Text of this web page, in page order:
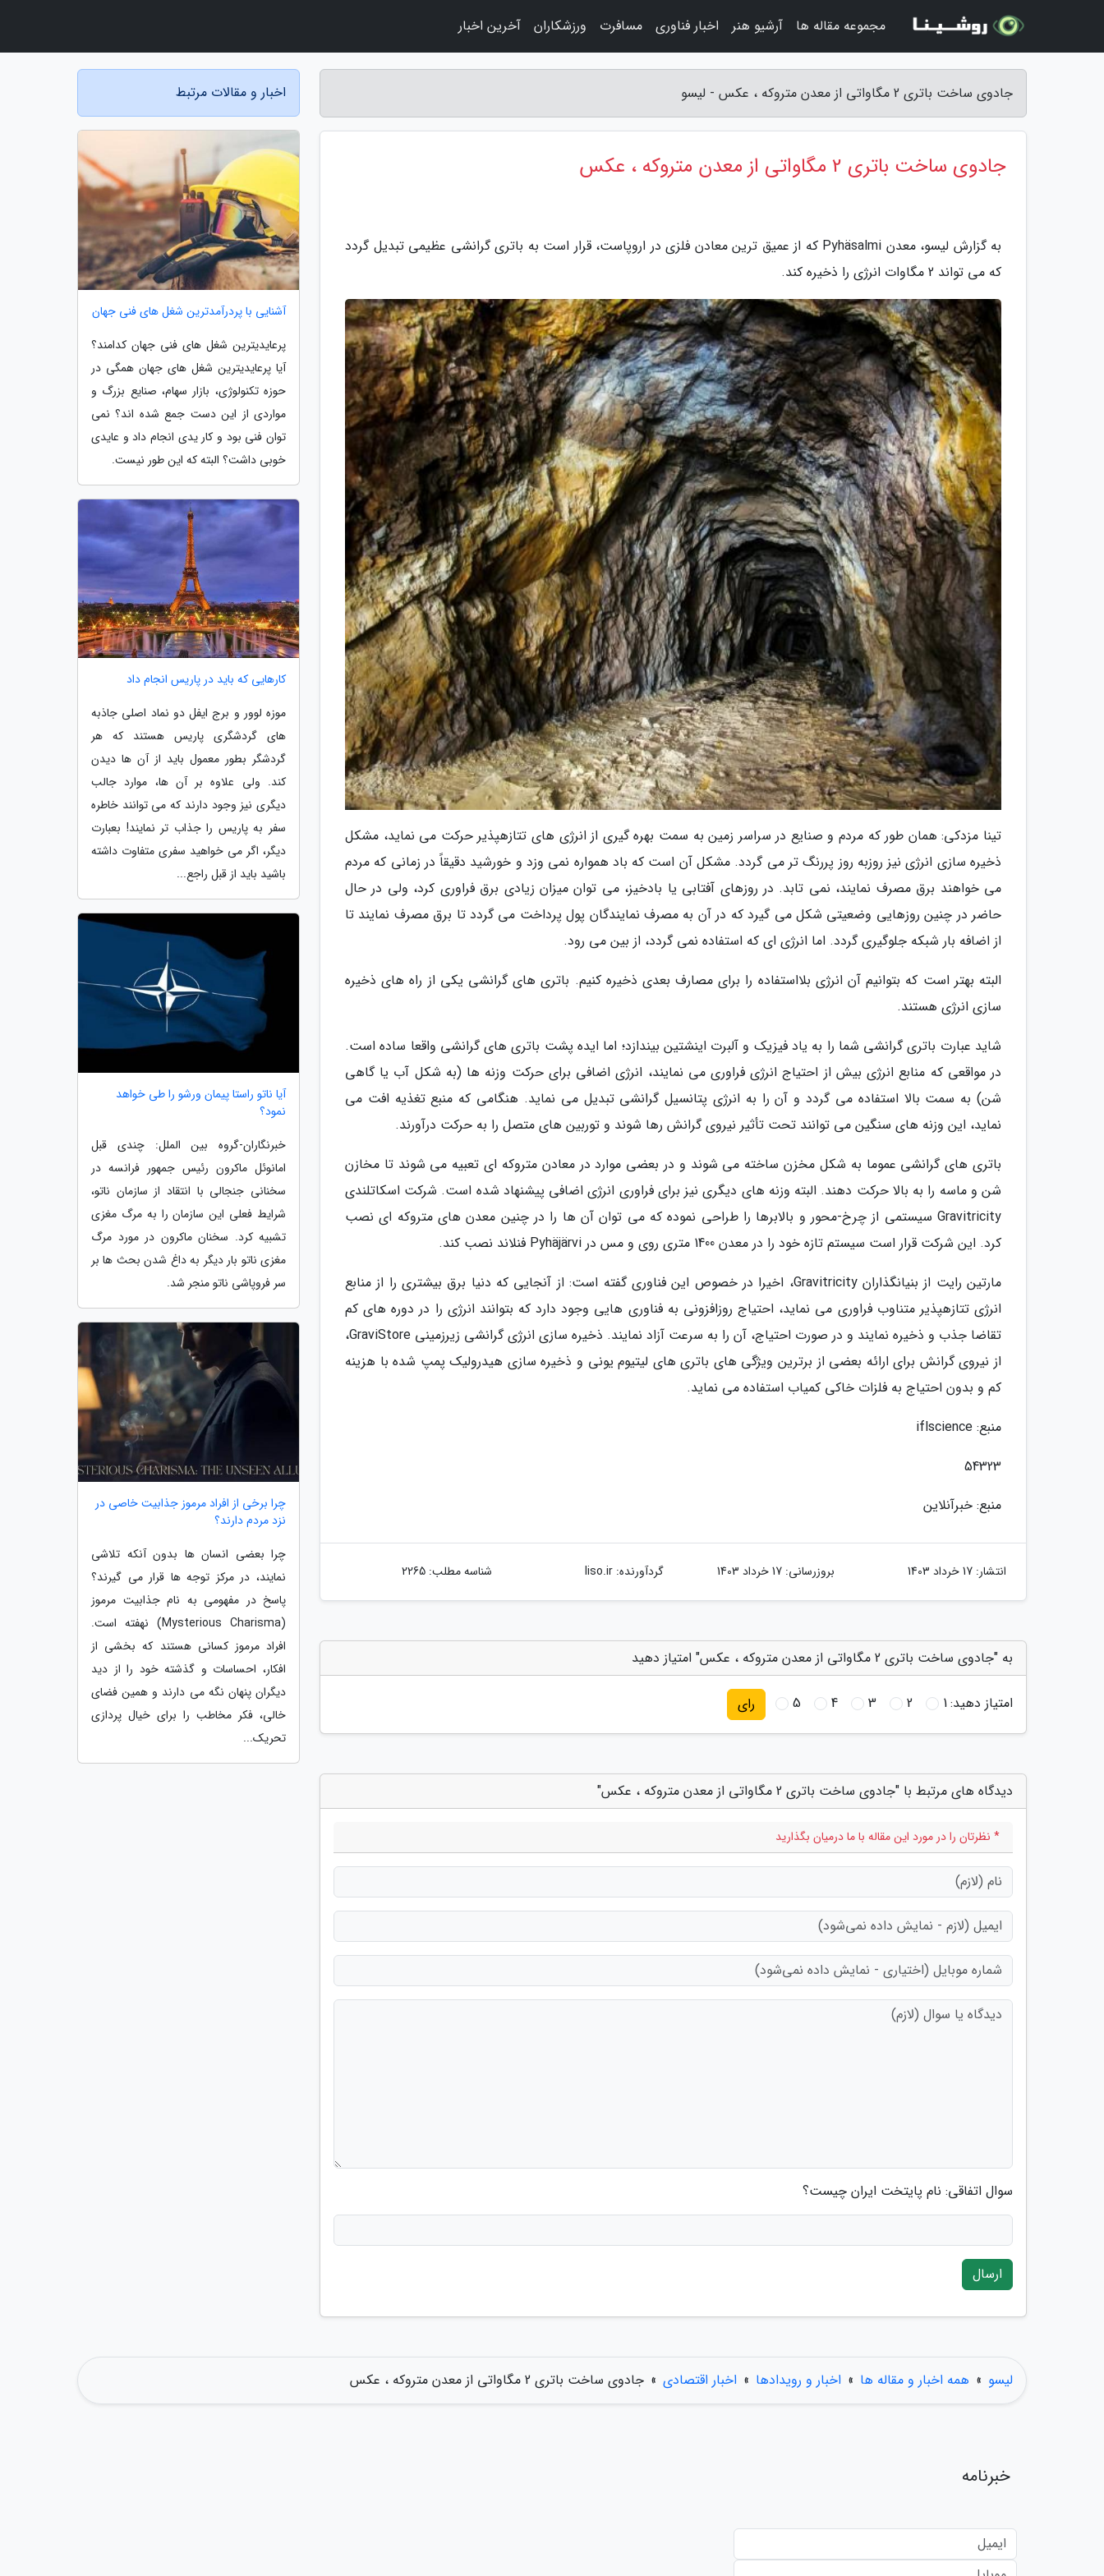
جادوی ساخت باتری 2 مگاواتی از معدن متروکه ، عکس - لیسو
جادوی ساخت باتری 2 مگاواتی از معدن متروکه ، عکس
به گزارش لیسو، معدن Pyhäsalmi که از عمیق ترین معادن فلزی در اروپاست، قرار است به باتری گرانشی عظیمی تبدیل گردد
که می تواند 2 مگاوات انرژی را ذخیره کند.
تینا مزدکی: همان طور که مردم و صنایع در سراسر زمین به سمت بهره گیری از انرژی های تتازهپذیر حرکت می نماید، مشکل
ذخیره سازی انرژی نیز روزبه روز پررنگ تر می گردد. مشکل آن است که باد همواره نمی وزد و خورشید دقیقاً در زمانی که مردم
می خواهند برق مصرف نمایند، نمی تابد. در روزهای آفتابی یا بادخیز، می توان میزان زیادی برق فراوری کرد، ولی در حال
حاضر در چنین روزهایی وضعیتی شکل می گیرد که در آن به مصرف نمایندگان پول پرداخت می گردد تا برق مصرف نمایند تا
از اضافه بار شبکه جلوگیری گردد. اما انرژی ای که استفاده نمی گردد، از بین می رود.
البته بهتر است که بتوانیم آن انرژی بلااستفاده را برای مصارف بعدی ذخیره کنیم. باتری های گرانشی یکی از راه های ذخیره
سازی انرژی هستند.
شاید عبارت باتری گرانشی شما را به یاد فیزیک و آلبرت اینشتین بیندازد؛ اما ایده پشت باتری های گرانشی واقعا ساده است.
در مواقعی که منابع انرژی بیش از احتیاج انرژی فراوری می نمایند، انرژی اضافی برای حرکت وزنه ها (به شکل آب یا گاهی
شن) به سمت بالا استفاده می گردد و آن را به انرژی پتانسیل گرانشی تبدیل می نماید. هنگامی که منبع تغذیه افت می
نماید، این وزنه های سنگین می توانند تحت تأثیر نیروی گرانش رها شوند و توربین های متصل را به حرکت درآورند.
باتری های گرانشی عموما به شکل مخزن ساخته می شوند و در بعضی موارد در معادن متروکه ای تعبیه می شوند تا مخازن
شن و ماسه را به بالا حرکت دهند. البته وزنه های دیگری نیز برای فراوری انرژی اضافی پیشنهاد شده است. شرکت اسکاتلندی
Gravitricity سیستمی از چرخ-محور و بالابرها را طراحی نموده که می توان آن ها را در چنین معدن های متروکه ای نصب
کرد. این شرکت قرار است سیستم تازه خود را در معدن 1400 متری روی و مس در Pyhäjärvi فنلاند نصب کند.
مارتین رایت از بنیانگذاران Gravitricity، اخیرا در خصوص این فناوری گفته است: از آنجایی که دنیا برق بیشتری را از منابع
انرژی تتازهپذیر متناوب فراوری می نماید، احتیاج روزافزونی به فناوری هایی وجود دارد که بتوانند انرژی را در دوره های کم
تقاضا جذب و ذخیره نمایند و در صورت احتیاج، آن را به سرعت آزاد نمایند. ذخیره سازی انرژی گرانشی زیرزمینی GraviStore،
از نیروی گرانش برای ارائه بعضی از برترین ویژگی های باتری های لیتیوم یونی و ذخیره سازی هیدرولیک پمپ شده با هزینه
کم و بدون احتیاج به فلزات خاکی کمیاب استفاده می نماید.
منبع: iflscience
54323
منبع: خبرآنلاین
انتشار: 17 خرداد 1403 بروزرسانی: 17 خرداد 1403 گردآورنده:liso.ir شناسه مطلب: 2265
به "جادوی ساخت باتری 2 مگاواتی از معدن متروکه ، عکس" امتیاز دهید
امتیاز دهید:1
2
3
4
5 رای
دیدگاه های مرتبط با "جادوی ساخت باتری 2 مگاواتی از معدن متروکه ، عکس"
* نظرتان را در مورد این مقاله با ما درمیان بگذارید
سوال اتفاقی: نام پایتخت ایران چیست؟
ارسال
اخبار و مقالات مرتبط
آشنایی با پردرآمدترین شغل های فنی جهان
پرعایدیترین شغل های فنی جهان کدامند؟
آیا پرعایدیترین شغل های جهان همگی در
حوزه تکنولوژی، بازار سهام، صنایع بزرگ و
مواردی از این دست جمع شده اند؟ نمی
توان فنی بود و کار یدی انجام داد و عایدی
خوبی داشت؟ البته که این طور نیست.
کارهایی که باید در پاریس انجام داد
موزه لوور و برج ایفل دو نماد اصلی جاذبه
های گردشگری پاریس هستند که هر
گردشگر بطور معمول باید از آن ها دیدن
کند. ولی علاوه بر آن ها، موارد جالب
دیگری نیز وجود دارند که می توانند خاطره
سفر به پاریس را جذاب تر نمایند! بعبارت
دیگر، اگر می خواهید سفری متفاوت داشته
باشید باید از قبل راجع...
آیا ناتو راستا پیمان ورشو را طی خواهد
نمود؟
خبرنگاران-گروه بین الملل: چندی قبل
امانوئل ماکرون رئیس جمهور فرانسه در
سخنانی جنجالی با انتقاد از سازمان ناتو،
شرایط فعلی این سازمان را به مرگ مغزی
تشبیه کرد. سخنان ماکرون در مورد مرگ
مغزی ناتو بار دیگر به داغ شدن بحث ها بر
سر فروپاشی ناتو منجر شد.
چرا برخی از افراد مرموز جذابیت خاصی در
نزد مردم دارند؟
چرا بعضی انسان ها بدون آنکه تلاشی
نمایند، در مرکز توجه ها قرار می گیرند؟
پاسخ در مفهومی به نام جذابیت مرموز
(Mysterious Charisma) نهفته است.
افراد مرموز کسانی هستند که بخشی از
افکار، احساسات و گذشته خود را از دید
دیگران پنهان نگه می دارند و همین فضای
خالی، فکر مخاطب را برای خیال پردازی
تحریک...
لیسو » همه اخبار و مقاله ها » اخبار و رویدادها » اخبار اقتصادی » جادوی ساخت باتری 2 مگاواتی از معدن متروکه ، عکس
مجموعه مقاله ها آرشیو هنر اخبار فناوری مسافرت ورزشکاران آخرین اخبار
خبرنامه